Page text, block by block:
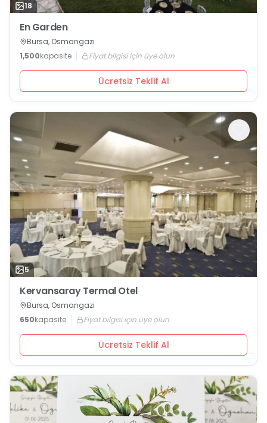
18
En Garden
Bursa, Osmangazi
1,500kapasite Fiyat bilgisi için üye olun
Ücretsiz Teklif Al
5
Kervansaray Termal Otel
Bursa, Osmangazi
650kapasite Fiyat bilgisi için üye olun
Ücretsiz Teklif Al